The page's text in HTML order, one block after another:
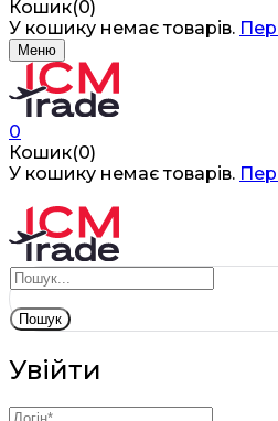
Кошик(0)
У кошику немає товарів.
Меню
0
Кошик(0)
У кошику немає товарів.
Пошук
Увійти